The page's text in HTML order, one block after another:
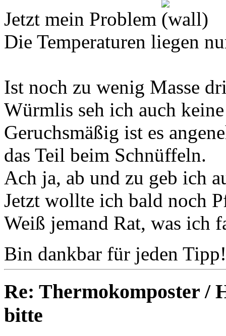
Jetzt mein Problem
Die Temperaturen liegen
Ist noch zu wenig Masse
Würmlis seh ich auch
Geruchsmäßig ist es
das Teil beim Schnüffeln.
Ach ja, ab und zu geb ich
Jetzt wollte ich bald noch
Weiß jemand Rat, was ich
Bin dankbar für jeden
Re: Thermokomposter /
bitte